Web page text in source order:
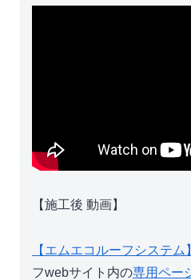
【施工後 動画】
【エムエコルーフシステム】
フwebサイト内の専用ペー